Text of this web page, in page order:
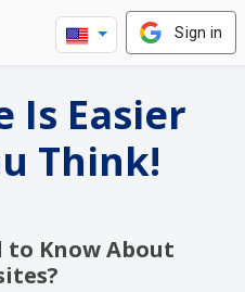
Sign in
Is Easier
Think!
to Know About